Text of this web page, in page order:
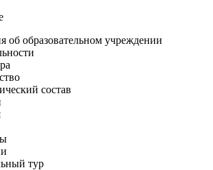
об образовательном учреждении
состав
тур